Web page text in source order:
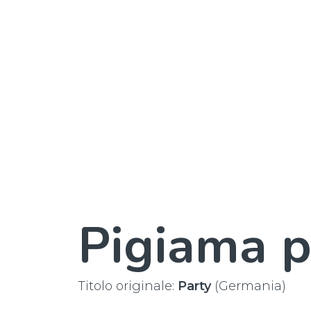
Pigiama
Titolo originale: Party(Germania)